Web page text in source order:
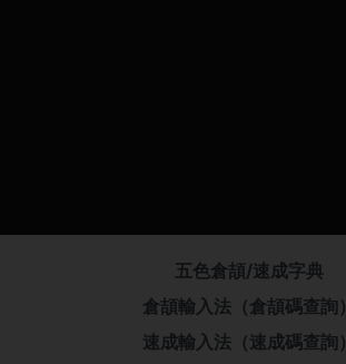
五色倉頡/速成字典
倉頡輸入法（倉頡碼查詢）
速成輸入法（速成碼查詢）